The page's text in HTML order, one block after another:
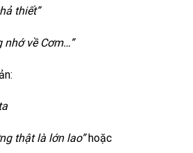
thiết”
nhớ về Cơm…”
thật là lớn lao”hoặc